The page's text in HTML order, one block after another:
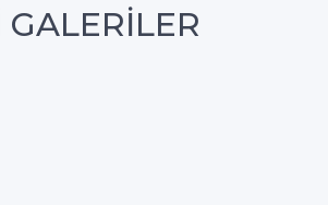
GALERİLER